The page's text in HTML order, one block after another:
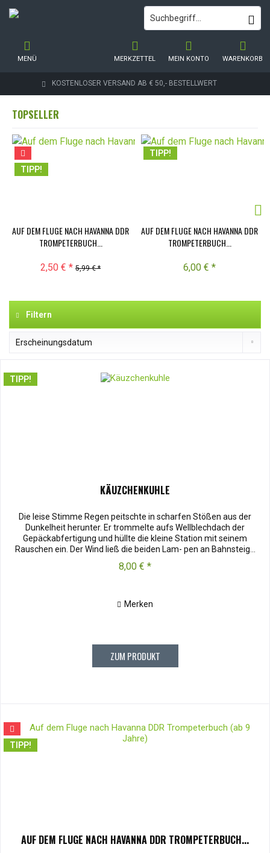
KOSTENLOSER VERSAND AB € 50,- BESTELLWERT
WARENKORB
MERKZETTEL MEIN KONTO
MENÜ
TOPSELLER
TIPP!
AUF DEM FLUGE NACH HAVANNA DDR
TROMPETERBUCH...
2,50 € * 5,99 € *
TIPP!
AUF DEM FLUGE NACH HAVANNA DDR
TROMPETERBUCH...
6,00 € *
Filtern
TIPP!
KÄUZCHENKUHLE
Die leise Stimme Regen peitschte in scharfen Stößen aus der
Dunkelheit herunter. Er trommelte aufs Wellblechdach der
Gepäckabfertigung und hüllte die kleine Station mit seinem
Rauschen ein. Der Wind ließ die beiden Lam- pen an Bahnsteig...
8,00 € *
Merken
ZUM PRODUKT
TIPP!
AUF DEM FLUGE NACH HAVANNA DDR TROMPETERBUCH...